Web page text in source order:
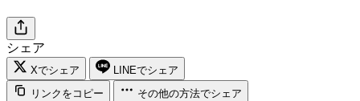
シェア
Xでシェア
LINEでシェア
リンクをコピー
その他の方法でシェア